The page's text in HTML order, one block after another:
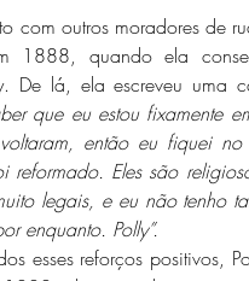
1888, quando ela
De lá, ela escreveu uma
que eu estou fixamente
então eu fiquei
reformado. Eles são
legais, e eu não tenho
enquanto. Polly”.